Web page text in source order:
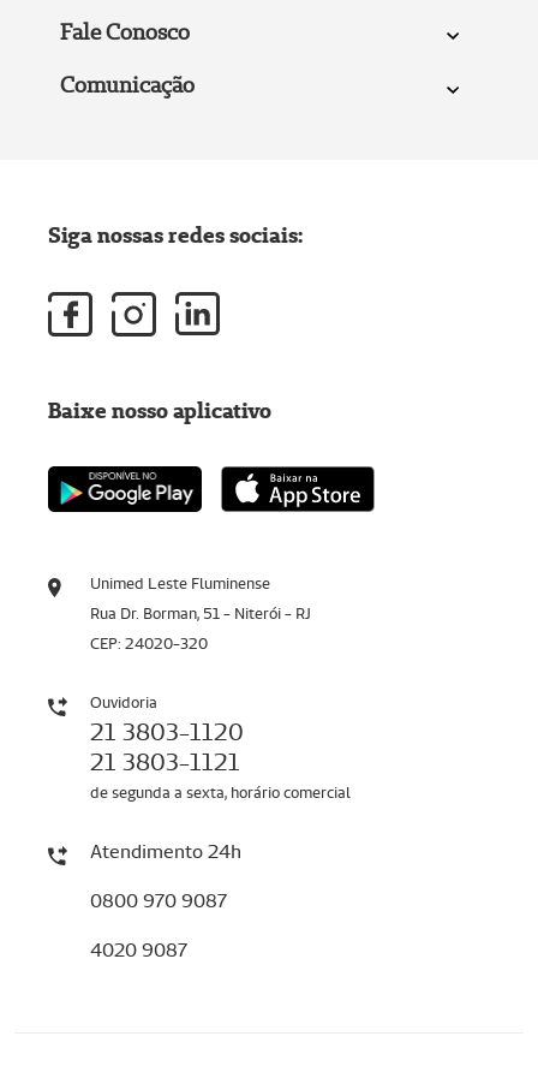
Fale Conosco
Comunicação
Unimed Leste Fluminense
Rua Dr. Borman, 51 - Niterói - RJ
CEP: 24020-320
Ouvidoria
21 3803-1120
21 3803-1121
de segunda a sexta, horário comercial
Atendimento 24h
0800 970 9087
4020 9087
Siga nossas redes sociais:
Baixe nosso aplicativo